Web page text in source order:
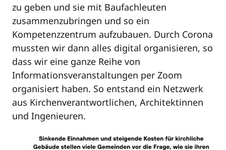
zu geben und sie mit Baufachleuten
zusammenzubringen und so ein
Kompetenzzentrum aufzubauen. Durch Corona
mussten wir dann alles digital organisieren, so
dass wir eine ganze Reihe von
Informationsveranstaltungen per Zoom
organisiert haben. So entstand ein Netzwerk
aus Kirchenverantwortlichen, Architektinnen
und Ingenieuren.